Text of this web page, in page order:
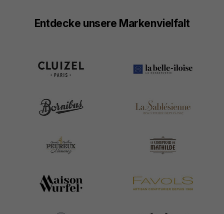
Entdecke unsere Markenvielfalt